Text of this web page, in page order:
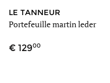
LE TANNEUR
Portefeuille martin leder
12900